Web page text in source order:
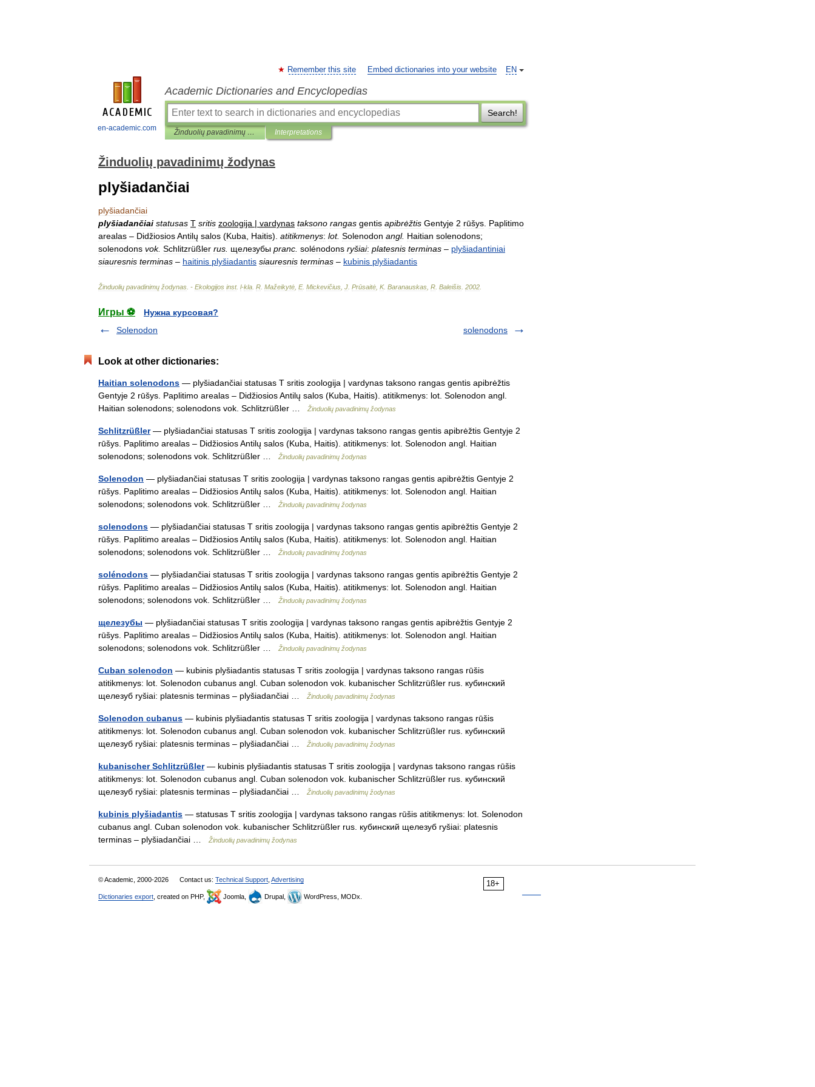
en-academic.com
EN
Remember this site Embed dictionaries into your website
Academic Dictionaries and Encyclopedias
Search!
Žinduolių pavadinimų žodynas Interpretations
Žinduolių pavadinimų žodynas
plyšiadančiai
plyšiadančiai
plyšiadančiai statusas T sritis zoologija | vardynas taksono rangas gentis apibrėžtis Gentyje 2 rūšys Paplitimo
arealas – DidžiosiosAntilų salos (Kuba Haitis). atitikmenys: lot. Solenodon angl. Haitian solenodons;
solenodons vok. Schlitzrüßler rus щелезубы pranc solénodons ryšiai: platesnis terminas – plyšiadantiniai
siauresnis terminas – haitinis plyšiadantis siauresnis terminas – kubinis plyšiadantis
Žinduolių pavadinimų žodynas . - Ekologijos inst. l-kla R Mažeikytė E. Mickevičius J Prūsaitė K. Baranauskas R Baleišis 2002
Игры ⚽
Нужна курсовая?
Solenodon
solenodons
Look at other dictionaries:
Haitian solenodons — plyšiadančiai statusas T sritis zoologija | vardynas taksono rangas gentis apibrėžtis
Gentyje 2 rūšys. Paplitimo arealas – Didžiosios Antilų salos (Kuba, Haitis). atitikmenys: lot. Solenodon angl.
Haitian solenodons; solenodons vok. Schlitzrüßler …
Žinduolių pavadinimų žodynas
Schlitzrüßler— plyšiadančiai statusas T sritis zoologija | vardynas taksono rangas gentis apibrėžtis Gentyje 2
rūšys. Paplitimo arealas – Didžiosios Antilų salos (Kuba, Haitis). atitikmenys: lot. Solenodon angl. Haitian
solenodons; solenodons vok. Schlitzrüßler …
Žinduolių pavadinimų žodynas
Solenodon — plyšiadančiai statusas T sritis zoologija | vardynas taksono rangas gentis apibrėžtis Gentyje 2
rūšys. Paplitimo arealas – Didžiosios Antilų salos (Kuba, Haitis). atitikmenys: lot. Solenodon angl. Haitian
solenodons; solenodons vok. Schlitzrüßler …
Žinduolių pavadinimų žodynas
solenodons — plyšiadančiai statusas T sritis zoologija | vardynas taksono rangas gentis apibrėžtis Gentyje 2
rūšys. Paplitimo arealas – Didžiosios Antilų salos (Kuba, Haitis). atitikmenys: lot. Solenodon angl. Haitian
solenodons; solenodons vok. Schlitzrüßler …
Žinduolių pavadinimų žodynas
solénodons — plyšiadančiai statusas T sritis zoologija | vardynas taksono rangas gentis apibrėžtis Gentyje 2
rūšys. Paplitimo arealas – Didžiosios Antilų salos (Kuba, Haitis). atitikmenys: lot. Solenodon angl. Haitian
solenodons; solenodons vok. Schlitzrüßler …
Žinduolių pavadinimų žodynas
щелезубы — plyšiadančiai statusas T sritis zoologija | vardynas taksono rangas gentis apibrėžtis Gentyje 2
rūšys. Paplitimo arealas – Didžiosios Antilų salos (Kuba, Haitis). atitikmenys: lot. Solenodon angl. Haitian
solenodons; solenodons vok. Schlitzrüßler …
Žinduolių pavadinimų žodynas
Cuban solenodon — kubinis plyšiadantis statusas T sritis zoologija | vardynas taksono rangas rūšis
atitikmenys: lot. Solenodon cubanus angl. Cuban solenodon vok. kubanischer Schlitzrüßler rus. кубинский
щелезуб ryšiai: platesnis terminas – plyšiadančiai …
Žinduolių pavadinimų žodynas
Solenodon cubanus — kubinis plyšiadantis statusas T sritis zoologija | vardynas taksono rangas rūšis
atitikmenys: lot. Solenodon cubanus angl. Cuban solenodon vok. kubanischer Schlitzrüßler rus. кубинский
щелезуб ryšiai: platesnis terminas – plyšiadančiai …
Žinduolių pavadinimų žodynas
kubanischer Schlitzrüßler— kubinis plyšiadantis statusas T sritis zoologija | vardynas taksono rangas rūšis
atitikmenys: lot. Solenodon cubanus angl. Cuban solenodon vok. kubanischer Schlitzrüßler rus. кубинский
щелезуб ryšiai: platesnis terminas – plyšiadančiai …
Žinduolių pavadinimų žodynas
kubinis plyšiadantis — statusas T sritis zoologija | vardynas taksono rangas rūšis atitikmenys: lot. Solenodon
cubanus angl. Cuban solenodon vok. kubanischer Schlitzrüßler rus. кубинский щелезуб ryšiai: platesnis
terminas – plyšiadančiai …
Žinduolių pavadinimų žodynas
18+
© Academic, 2000-2026 Contact us: Technical Support Advertising
Dictionaries export , created on PHP, Joomla, Drupal, WordPress, MODx.